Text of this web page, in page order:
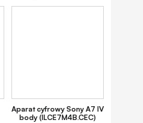
Aparat cyfrowy Sony A7 IV
body (ILCE7M4B.CEC)